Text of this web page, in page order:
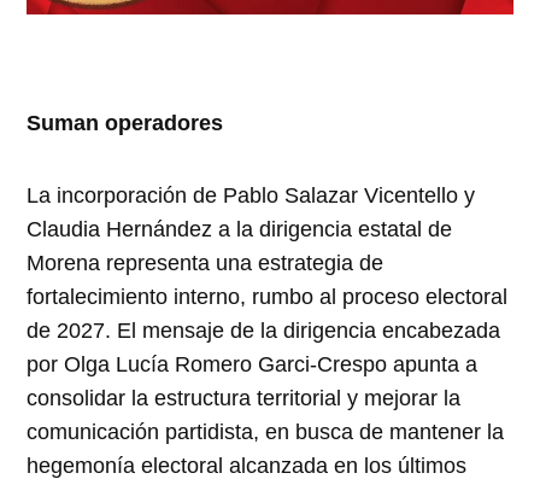
Suman operadores
La incorporación de Pablo Salazar Vicentello y
Claudia Hernández a la dirigencia estatal de
Morena representa una estrategia de
fortalecimiento interno, rumbo al proceso electoral
de 2027. El mensaje de la dirigencia encabezada
por Olga Lucía Romero Garci-Crespo apunta a
consolidar la estructura territorial y mejorar la
comunicación partidista, en busca de mantener la
hegemonía electoral alcanzada en los últimos